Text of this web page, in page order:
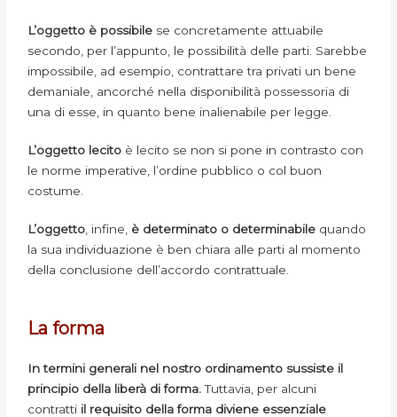
L’oggetto è possibile se concretamente attuabile
secondo, per l’appunto, le possibilità delle parti. Sarebbe
impossibile, ad esempio, contrattare tra privati un bene
demaniale, ancorché nella disponibilità possessoria di
una di esse, in quanto bene inalienabile per legge.
L’oggetto lecito è lecito se non si pone in contrasto con
le norme imperative, l’ordine pubblico o col buon
costume.
L’oggetto , infine, è determinato o determinabile quando
la sua individuazione è ben chiara alle parti al momento
della conclusione dell’accordo contrattuale.
La forma
In termini generali nel nostro ordinamento sussiste il
principio della liberà di forma.Tuttavia, per alcuni
contratti il requisito della forma diviene essenziale